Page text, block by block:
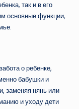
так и в его
основные функции,
о ребенке,
бабушки и
заменяя нянь или
и уходу дети